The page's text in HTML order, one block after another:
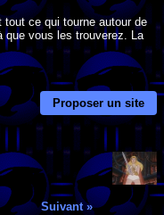
ce qui tourne autour de
vous les trouverez. La
Proposer un site
Suivant »